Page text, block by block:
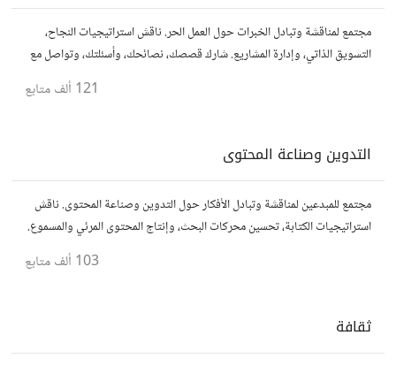
مجتمع لمناقشة وتبادل الخبرات حول العمل الحر. ناقش استراتيجيات النجاح،
التسويق الذاتي، وإدارة المشاريع. شارك قصصك، نصائحك، وأسئلتك، وتواصل مع
121 ألف متابع
التدوين وصناعة المحتوى
مجتمع للمبدعين لمناقشة وتبادل الأفكار حول التدوين وصناعة المحتوى. ناقش
استراتيجيات الكتابة، تحسين محركات البحث، وإنتاج المحتوى المرئي والمسموع.
103 ألف متابع
ثقافة